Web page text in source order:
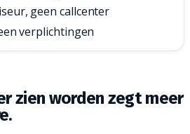
geen callcenter
verplichtingen
BESTE SERVICE.
zien worden zegt meer